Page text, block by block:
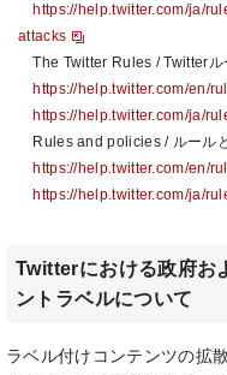
https://help.twitter.com/ja/
attacks
The Twitter Rules / Twitterル
https://help.twitter.com/en/
https://help.twitter.com/ja/
Rules and policies / ルール
https://help.twitter.com/en/
https://help.twitter.com/ja/
Twitterにおける政府お
ントラベルについて
ラベル付けコンテンツの拡